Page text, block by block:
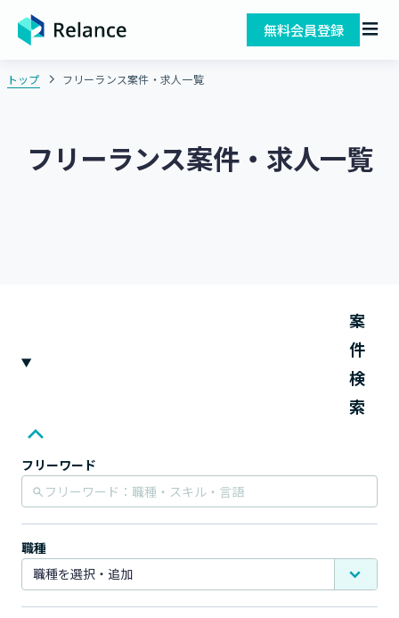
無料会員登録
トップ フリーランス案件・求人一覧
フリーランス案件・求人一覧
案
件
検
索
フリーワード
職種